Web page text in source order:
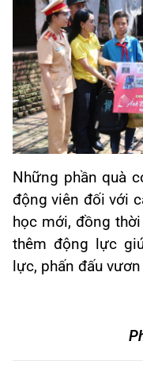
Những phần quà
động viên đối với
học mới, đồng
thêm động lực
lực, phấn đấu